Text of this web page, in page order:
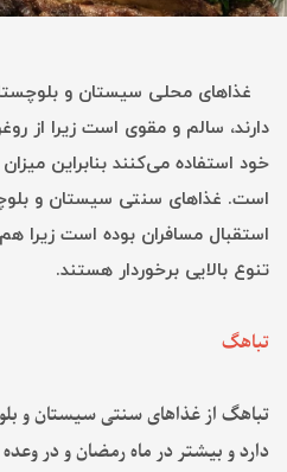
غذاهای محلی سیستان و
دارند، سالم و مقوی است زیرا از
خود استفاده می‌کنند بنابراین
است. غذاهای سنتی سیستان و
استقبال مسافران بوده است زیرا
تنوع بالایی برخوردار هستند.
تباهگ
تباهگ از غذاهای سنتی سیستان و
دارد و بیشتر در ماه‌ رمضان و در